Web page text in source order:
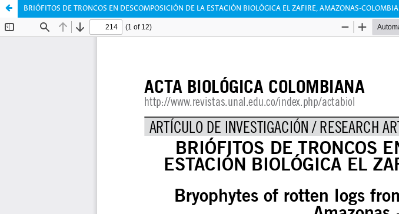
BRIÓFITOS DE TRONCOS EN DESCOMPOSICIÓN DE LA ESTACIÓN BIOLÓGICA EL ZAFIRE, AMAZONAS-COLOMBIA